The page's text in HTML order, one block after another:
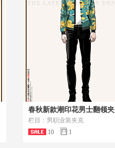
春秋新款潮印花男士翻领夹
栏目：男职业装夹克
10
1